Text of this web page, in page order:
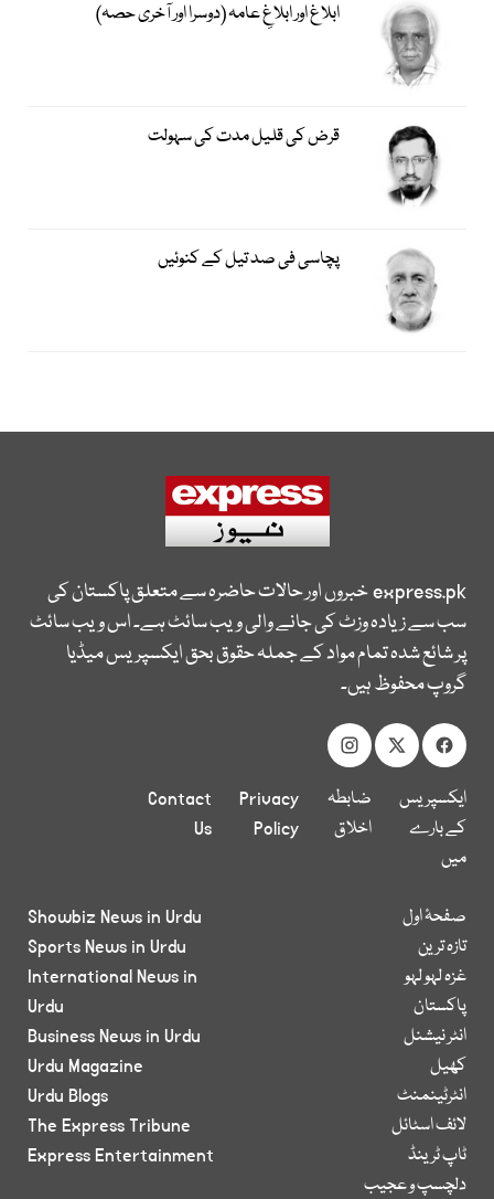
ابلاغ اور ابلاغِ عامہ (دوسرا اور آخری حصہ)
قرض کی قلیل مدت کی سہولت
پچاسی فی صد تیل کے کنوئیں
express.pkخبروں اور حالات حاضرہ سے متعلق پاکستان کی
سب سے زیادہ وزٹ کی جانے والی ویب سائٹ ہے۔ اس ویب سائٹ
پر شائع شدہ تمام مواد کے جملہ حقوق بحق ایکسپریس میڈیا
گروپ محفوظ ہیں۔
ایکسپریس
کے بارے
میں
ضابطہ
اخلاق
Privacy
Policy
Contact
Us
صفحۂ اول
تازہ ترین
غزہ لہو لہو
پاکستان
انٹر نیشنل
کھیل
انٹرٹینمنٹ
لائف اسٹائل
ٹاپ ٹرینڈ
دلچسپ و عجیب
Showbiz News in Urdu
Sports News in Urdu
International News in
Urdu
Business News in Urdu
Urdu Magazine
Urdu Blogs
The Express Tribune
Express Entertainment